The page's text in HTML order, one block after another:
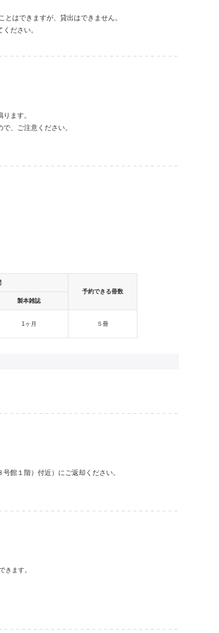
はできますが、貸出はできません。
ださい。
ます。
、ご注意ください。
予約できる冊数
製本雑誌
1ヶ月 ５冊
館１階）付近）にご返却ください。
きます。